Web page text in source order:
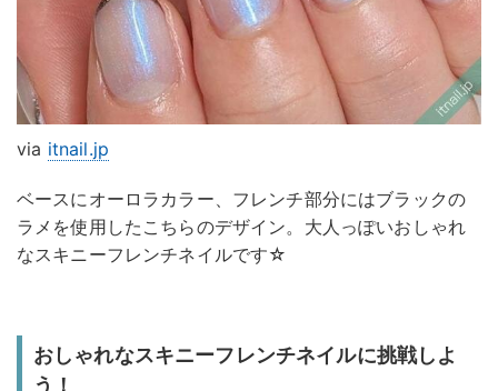
via itnail.jp
ベースにオーロラカラー、フレンチ部分にはブラックの
ラメを使用したこちらのデザイン。大人っぽいおしゃれ
なスキニーフレンチネイルです☆
おしゃれなスキニーフレンチネイルに挑戦しよ
う！